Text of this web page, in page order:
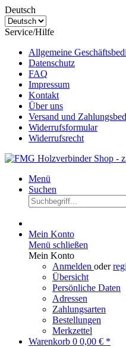
Deutsch
Service/Hilfe
Allgemeine
Datenschutz
FAQ
Impressum
Kontakt
Über uns
Versand und
Widerrufsformular
Widerrufsrecht
Menü
Suchen
Mein Konto
Menü schließen
Mein Konto
Anmelden oder
Übersicht
Persönliche Daten
Adressen
Zahlungsarten
Bestellungen
Merkzettel
Warenkorb 0 0,00 € *